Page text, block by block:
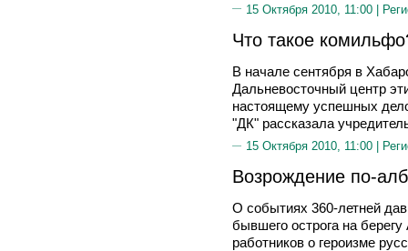
15 Октября 2010, 11:00 |
Что такое
В начале сентября в
Дальневосточный центр
настоящему успешных
"ДК" рассказала
15 Октября 2010, 11:00 |
Возрождение по-
О событиях 360-летней
бывшего острога на
работников о героизме